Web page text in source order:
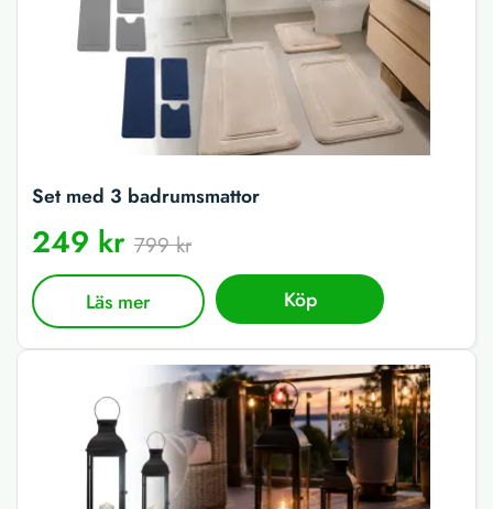
Set med 3 badrumsmattor
249 kr 799 kr
Läs mer Köp